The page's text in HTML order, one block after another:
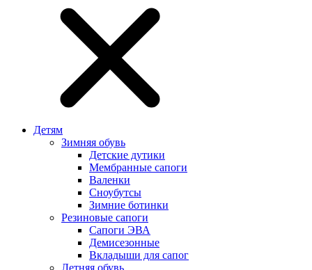
Детям
Зимняя обувь
Детские дутики
Мембранные сапоги
Валенки
Сноубутсы
Зимние ботинки
Резиновые сапоги
Сапоги ЭВА
Демисезонные
Вкладыши для сапог
Летняя обувь